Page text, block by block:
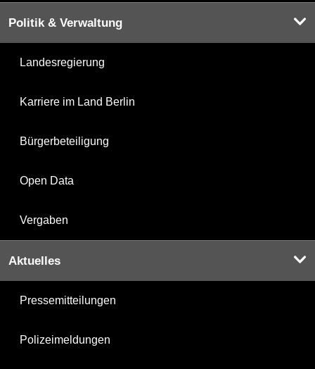
Politik & Verwaltung
Landesregierung
Karriere im Land Berlin
Bürgerbeteiligung
Open Data
Vergaben
Aktuelles
Pressemitteilungen
Polizeimeldungen